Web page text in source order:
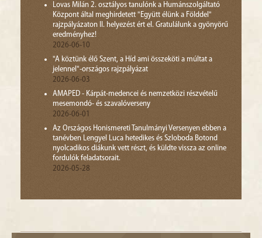
Lovas Milán 2. osztályos tanulónk a Humánszolgáltató
Központ által meghirdetett "Együtt élünk a Földdel"
rajzpályázaton II. helyezést ért el. Gratulálunk a gyönyörű
eredményhez!
2026-06-10
"A köztünk élő Szent, a Híd ami összeköti a múltat a
jelennel"-országos rajzpályázat
2026-06-03
AMAPED - Kárpát-medencei és nemzetközi részvételű
mesemondó- és szavalóverseny
2026-06-01
Az Országos Honismereti Tanulmányi Versenyen ebben a
tanévben Lengyel Luca hetedikes és Szloboda Botond
nyolcadikos diákunk vett részt, és küldte vissza az online
fordulók feladatsorait.
2026-05-28